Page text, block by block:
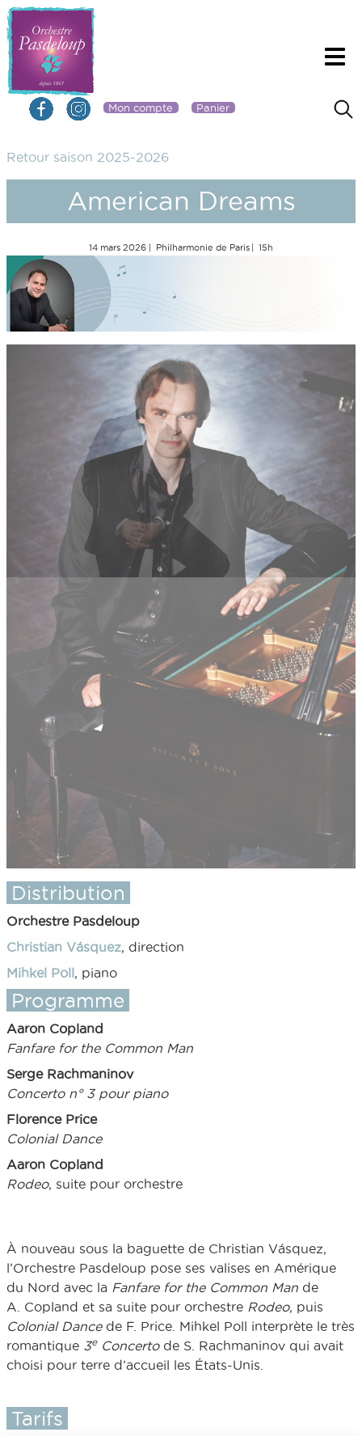
Mon compte Panier
Retour saison 2025-2026
American Dreams
14 mars 2026 Philharmonie de Paris 15h
Distribution
Orchestre Pasdeloup
Christian Vásquez, direction
Mihkel Poll, piano
Programme
Aaron Copland
Fanfare for the Common Man
Serge Rachmaninov
Concerto n° 3 pour piano
Florence Price
Colonial Dance
Aaron Copland
Rodeo, suite pour orchestre
À nouveau sous la baguette de Christian Vásquez,
l’Orchestre Pasdeloup pose ses valises en Amérique
du Nord avec la Fanfare for the Common Man de
A. Copland et sa suite pour orchestre Rodeo, puis
Colonial Dancede F. Price. Mihkel Poll interprète le très
romantique 3eConcertode S. Rachmaninov qui avait
choisi pour terre d’accueil les États-Unis.
Tarifs